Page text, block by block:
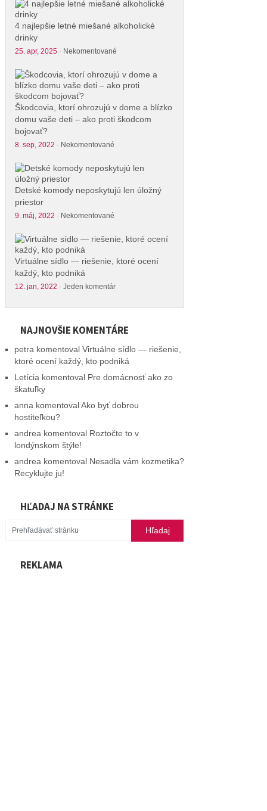
4 najlepšie letné miešané alkoholické
drinky
25. apr, 2025· Nekomentované
Škodcovia, ktorí ohrozujú v dome a blízko
domu vaše deti – ako proti škodcom
bojovať?
8. sep, 2022 · Nekomentované
Detské komody neposkytujú len úložný
priestor
9. máj, 2022 · Nekomentované
Virtuálne sídlo — riešenie, ktoré ocení
každý, kto podniká
12. jan, 2022 · Jeden komentár
NAJNOVŠIE KOMENTÁRE
petra komentoval Virtuálne sídlo — riešenie,
ktoré ocení každý, kto podniká
Letícia komentoval Pre domácnosť ako zo
škatuľky
anna komentovalAko byť dobrou
hostiteľkou?
andrea komentoval Roztočte to v
londýnskom štýle!
andrea komentoval Nesadla vám kozmetika?
Recyklujte ju!
HĽADAJ NA STRÁNKE
REKLAMA